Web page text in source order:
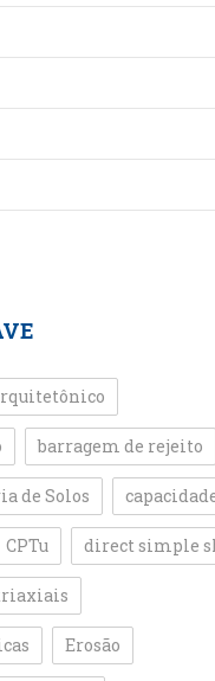
barragem de rejeito
de Solos
CPTu direct simple
Erosão